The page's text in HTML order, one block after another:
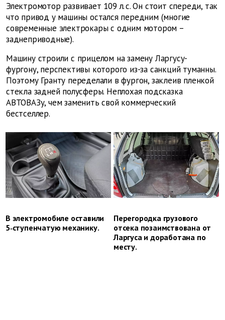
Электромотор развивает 109 л. с. Он стоит спереди, так
что привод у машины остался передним (многие
современные электрокары с одним мотором –
заднеприводные).
Машину строили с прицелом на замену Ларгусу-
фургону, перспективы которого из-за санкций туманны.
Поэтому Гранту переделали в фургон, заклеив пленкой
стекла задней полусферы. Неплохая подсказка
АВТОВАЗу, чем заменить свой коммерческий
бестселлер.
В электромобиле оставили
5‑ступенчатую механику.
Перегородка грузового
отсека позаимствована от
Ларгуса и доработана по
месту.